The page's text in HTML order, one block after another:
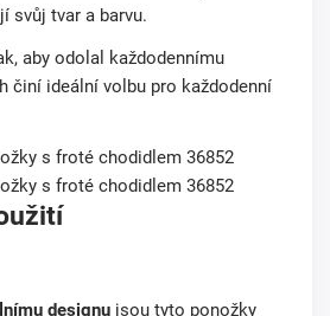
svůj tvar a barvu.
aby odolal každodennímu
činí ideální volbu pro každodenní
designu jsou tyto ponožky